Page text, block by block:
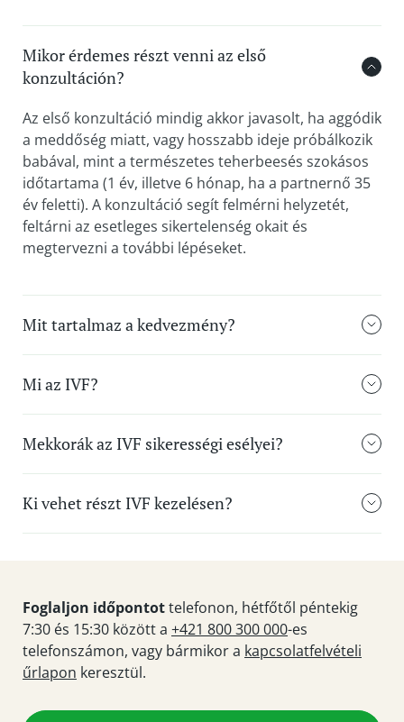
Mikor érdemes részt venni az első
konzultáción?
Az első konzultáció mindig akkor javasolt, ha aggódik
a meddőség miatt, vagy hosszabb ideje próbálkozik
babával, mint a természetes teherbeesés szokásos
időtartama (1 év, illetve 6 hónap, ha a partnernő 35
év feletti). A konzultáció segít felmérni helyzetét,
feltárni az esetleges sikertelenség okait és
megtervezni a további lépéseket.
Mit tartalmaz a kedvezmény?
Mi az IVF?
Mekkorák az IVF sikerességi esélyei?
Ki vehet részt IVF kezelésen?
Foglaljon időpontottelefonon, hétfőtől péntekig
7:30 és 15:30 között a +421 800 300 000-es
telefonszámon, vagy bármikor a kapcsolatfelvételi
űrlapon keresztül.